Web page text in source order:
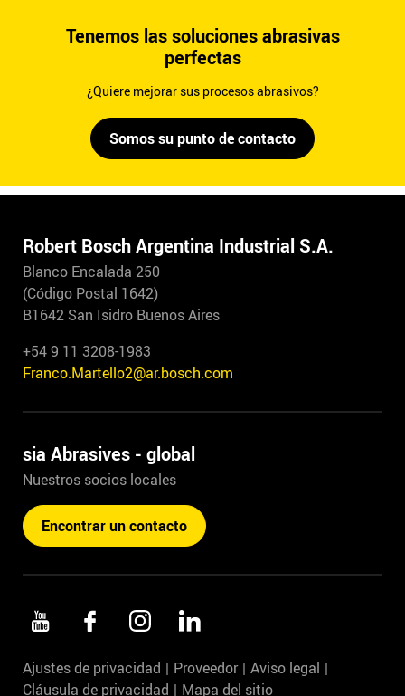
Tenemos las soluciones abrasivas
perfectas
¿Quiere mejorar sus procesos abrasivos?
Somos su punto de contacto
Robert Bosch Argentina Industrial S.A.
Blanco Encalada 250
(Código Postal 1642)
B1642 San Isidro Buenos Aires
+54 9 11 3208-1983
Franco.Martello2@ar.bosch.com
sia Abrasives - global
Nuestros socios locales
Encontrar un contacto
Ajustes de privacidad Proveedor
Aviso legal
Cláusula de privacidad
Mapa del sitio